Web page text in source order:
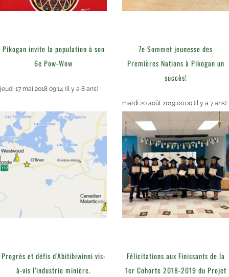
Pikogan invite la population à son
6e Pow-Wow
jeudi 17 mai 2018 09:14 (il y a 8 ans)
7e Sommet jeunesse des
Premières Nations à Pikogan un
succès!
mardi 20 août 2019 00:00 (il y a 7 ans)
Progrès et défis d’Abitibiwinni vis-
à-vis l’industrie minière.
Félicitations aux Finissants de la
1er Cohorte 2018-2019 du Projet